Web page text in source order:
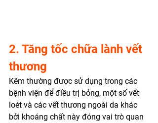
2. Tăng tốc chữa lành vết
thương
Kẽm thường được sử dụng trong các
bệnh viện để điều trị bỏng, một số vết
loét và các vết thương ngoài da khác
bởi khoáng chất này đóng vai trò quan